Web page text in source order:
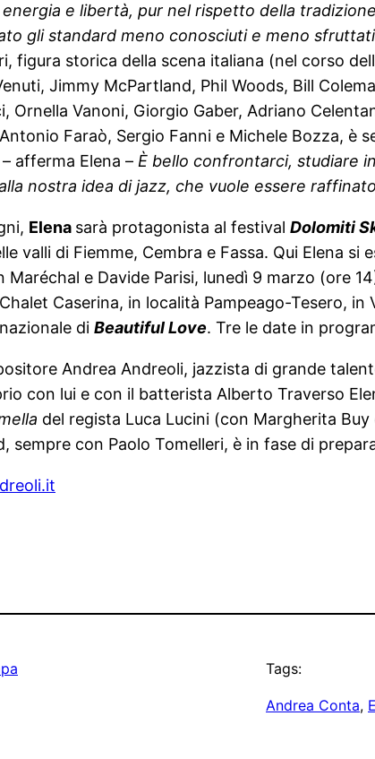
e libertà, pur nel rispetto della
gli standard meno conosciuti e meno
figura storica della scena italiana (nel corso
Jimmy McPartland, Phil Woods, Bill
Ornella Vanoni, Giorgio Gaber, Adriano
Faraò, Sergio Fanni e Michele Bozza, è
– afferma Elena – È bello confrontarci, studiare
nostra idea di jazz, che vuole essere
Elena sarà protagonista al festival Dolomiti
valli di Fiemme, Cembra e Fassa. Qui Elena
e Davide Parisi, lunedì 9 marzo (ore
Caserina, in località Pampeago-Tesero,
di Beautiful Love. Tre le date in
Andrea Andreoli, jazzista di grande
con lui e con il batterista Alberto Traverso
del regista Luca Lucini (con Margherita
sempre con Paolo Tomelleri, è in fase di
Tags:
Andrea Conta,